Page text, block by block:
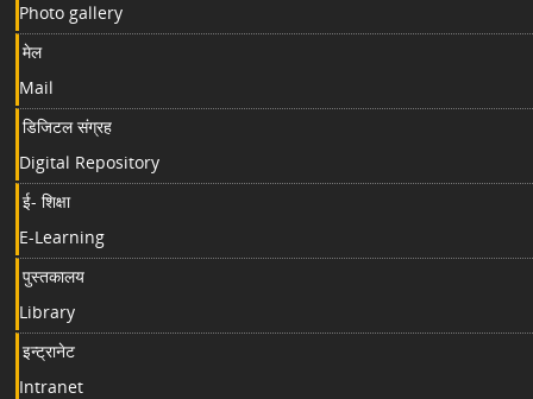
Photo gallery
मेल
Mail
डिजिटल संग्रह
Digital Repository
ई- शिक्षा
E-Learning
पुस्तकालय
Library
इन्ट्रानेट
Intranet